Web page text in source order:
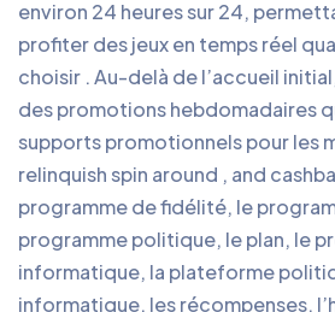
environ 24 heures sur 24,
profiter des jeux en temps réel
choisir . Au-delà de l’accueil
des promotions hebdomadaires
supports promotionnels pour les
relinquish spin around , and
programme de fidélité, le
programme politique, le plan, le
informatique, la plateforme
informatique, les récompenses,